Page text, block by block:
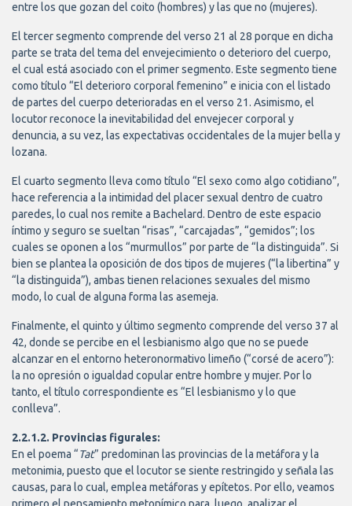
entre los que gozan del coito (hombres) y las que no (mujeres).
El tercer segmento comprende del verso 21 al 28 porque en dicha
parte se trata del tema del envejecimiento o deterioro del cuerpo,
el cual está asociado con el primer segmento. Este segmento tiene
como título “El deterioro corporal femenino” e inicia con el listado
de partes del cuerpo deterioradas en el verso 21. Asimismo, el
locutor reconoce la inevitabilidad del envejecer corporal y
denuncia, a su vez, las expectativas occidentales de la mujer bella y
lozana.
El cuarto segmento lleva como título “El sexo como algo cotidiano”,
hace referencia a la intimidad del placer sexual dentro de cuatro
paredes, lo cual nos remite a Bachelard. Dentro de este espacio
íntimo y seguro se sueltan “risas”, “carcajadas”, “gemidos”; los
cuales se oponen a los “murmullos” por parte de “la distinguida”. Si
bien se plantea la oposición de dos tipos de mujeres (“la libertina” y
“la distinguida”), ambas tienen relaciones sexuales del mismo
modo, lo cual de alguna forma las asemeja.
Finalmente, el quinto y último segmento comprende del verso 37 al
42, donde se percibe en el lesbianismo algo que no se puede
alcanzar en el entorno heteronormativo limeño (“corsé de acero”):
la no opresión o igualdad copular entre hombre y mujer. Por lo
tanto, el título correspondiente es “El lesbianismo y lo que
conlleva”.
2.2.1.2. Provincias figurales:
En el poema “Tat” predominan las provincias de la metáfora y la
metonimia, puesto que el locutor se siente restringido y señala las
causas, para lo cual, emplea metáforas y epítetos. Por ello, veamos